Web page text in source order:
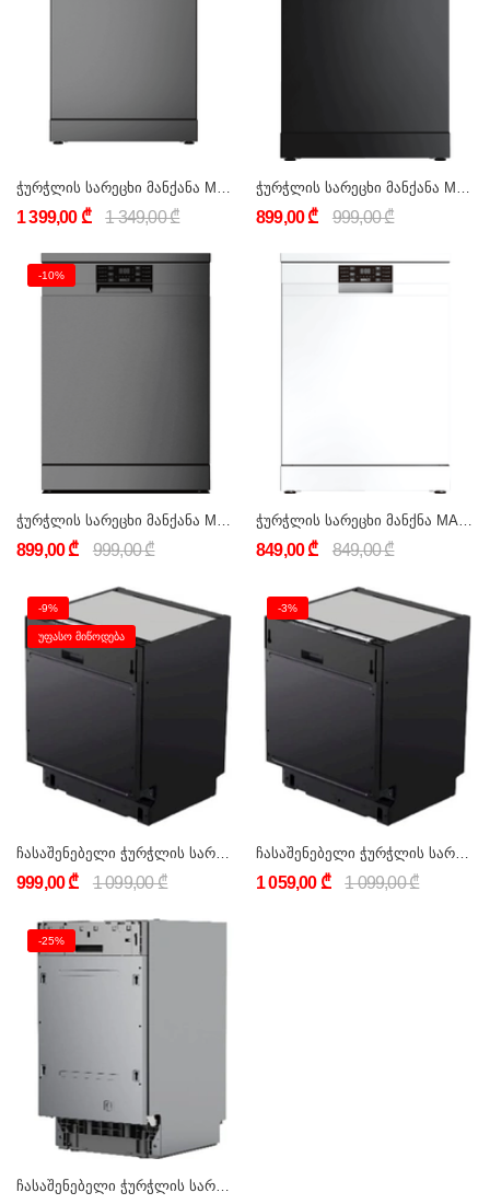
1 399,00 ₾ 1 349,00 ₾ 899,00 ₾ 999,00 ₾
-10%
899,00 ₾ 999,00 ₾ 849,00 ₾ 849,00 ₾
-9%
ᲣᲤᲐᲡᲝ ᲛᲘᲬᲝᲓᲔᲑᲐ
999,00 ₾ 1 099,00 ₾
-3%
1 059,00 ₾ 1 099,00 ₾
-25%